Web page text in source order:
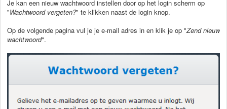
Je kan een nieuw wachtwoord instellen door op het login scherm op
"Wachtwoord vergeten?" te klikken naast de login knop.
Op de volgende pagina vul je je e-mail adres in en klik je op "Zend nieuw
wachtwoord".